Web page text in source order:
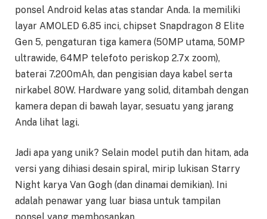
ponsel Android kelas atas standar Anda. Ia memiliki
layar AMOLED 6.85 inci, chipset Snapdragon 8 Elite
Gen 5, pengaturan tiga kamera (50MP utama, 50MP
ultrawide, 64MP telefoto periskop 2.7x zoom),
baterai 7.200mAh, dan pengisian daya kabel serta
nirkabel 80W. Hardware yang solid, ditambah dengan
kamera depan di bawah layar, sesuatu yang jarang
Anda lihat lagi.
Jadi apa yang unik? Selain model putih dan hitam, ada
versi yang dihiasi desain spiral, mirip lukisan Starry
Night karya Van Gogh (dan dinamai demikian). Ini
adalah penawar yang luar biasa untuk tampilan